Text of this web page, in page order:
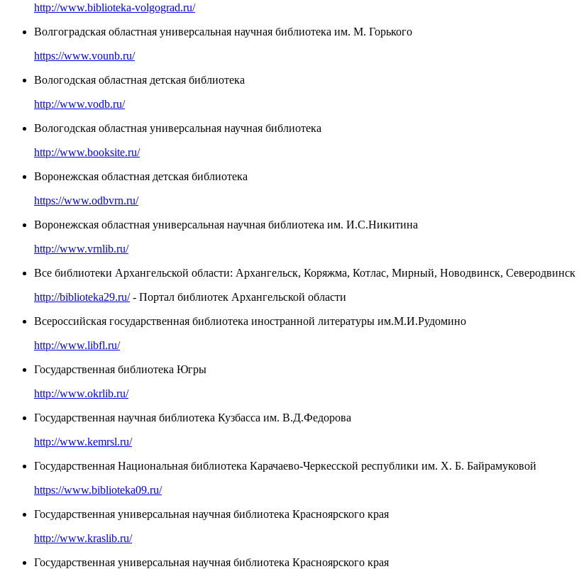
http://www.biblioteka-volgograd.ru/
Волгоградская областная универсальная научная библиотека им. М. Горького
https://www.vounb.ru/
Вологодская областная детская библиотека
http://www.vodb.ru/
Вологодская областная универсальная научная библиотека
http://www.booksite.ru/
Воронежская областная детская библиотека
https://www.odbvrn.ru/
Воронежская областная универсальная научная библиотека им. И.С.Никитина
http://www.vrnlib.ru/
Все библиотеки Архангельской области: Архангельск, Коряжма, Котлас, Мирный, Новодвинск, Северодвинск
http://biblioteka29.ru/- Портал библиотек Архангельской области
Всероссийская государственная библиотека иностранной литературы им.М.И.Рудомино
http://www.libfl.ru/
Государственная библиотека Югры
http://www.okrlib.ru/
Государственная научная библиотека Кузбасса им. В.Д.Федорова
http://www.kemrsl.ru/
Государственная Национальная библиотека Карачаево-Черкесской республики им. Х. Б. Байрамуковой
https://www.biblioteka09.ru/
Государственная универсальная научная библиотека Красноярского края
http://www.kraslib.ru/
Государственная универсальная научная библиотека Красноярского края